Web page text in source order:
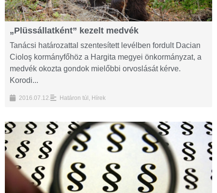
„Plüssállatként” kezelt medvék
Tanácsi határozattal szentesített levélben fordult Dacian
Cioloş kormányfőhöz a Hargita megyei önkormányzat, a
medvék okozta gondok mielőbbi orvoslását kérve.
Korodi...
2016.07.12. Határon túl Hírek